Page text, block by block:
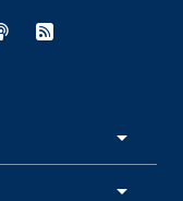
in nuova finestra
nuova finestra
- Apertura in
- Apertura in
Sito esterno -
- Sito esterno -
Spreaker - Sito
Feed RSS -